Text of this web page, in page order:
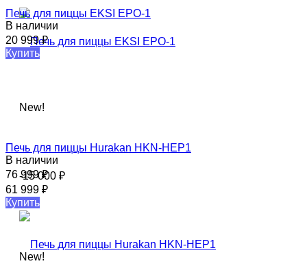
Печь для пиццы EKSI EPO-1​
В наличии
20 999₽
Купить
New!
-15 000 ₽
Печь для пиццы Hurakan HKN-HEP1
В наличии
76 999₽
61 999 ₽
Купить
New!